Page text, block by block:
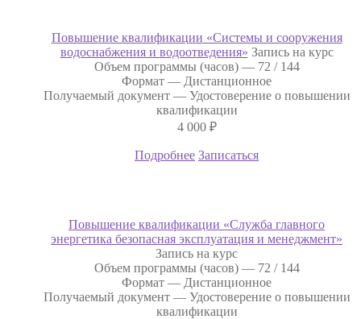
Повышение квалификации «Системы и сооружения
водоснабжения и водоотведения» Запись на курс
Объем программы (часов) — 72 / 144
Формат — Дистанционное
Получаемый документ — Удостоверение о повышении
квалификации
4 000 ₽
Подробнее Записаться
Повышение квалификации «Служба главного
энергетика безопасная эксплуатация и менеджмент»
Запись на курс
Объем программы (часов) — 72 / 144
Формат — Дистанционное
Получаемый документ — Удостоверение о повышении
квалификации